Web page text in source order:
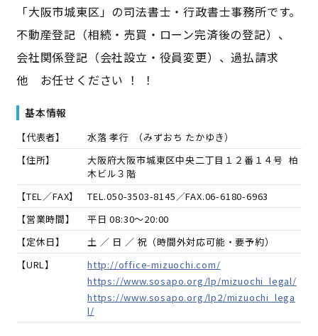
「大阪市城東区」の司法書士・行政書士事務所です。
不動産登記（相続・売買・ローン完済後の登記）、
会社関係登記（会社設立・役員変更）、過払請求
他 お任せください ！ ！
基本情報
【代表者】 水落 孝行 （みずおち たかゆき）
【住所】
大阪府大阪市城東区中央二丁目１２番１４号 柏
木ビル３階
【TEL／FAX】
TEL.050-3503-8145／FAX.06-6180-6963
【営業時間】
平日 08:30～20:00
【定休日】
土 ／ 日 ／ 祝（時間外対応可能・要予約）
【URL】
http://office-mizuochi.com/
https://www.sosapo.org/lp/mizuochi_legal/
https://www.sosapo.org/lp2/mizuochi_lega
l/